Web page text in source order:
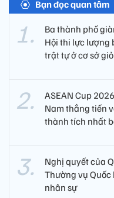
Bạn đọc quan tâm
Ba thành phố
Hội thi lực lượng
trật tự ở cơ sở
ASEAN Cup
Nam thẳng tiến
thành tích nhất
Nghị quyết của
Thường vụ Quốc
nhân sự